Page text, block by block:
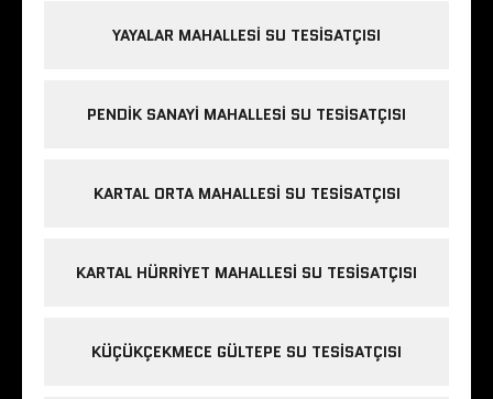
YAYALAR MAHALLESI SU TESISATÇISI
PENDIK SANAYI MAHALLESI SU TESISATÇISI
KARTAL ORTA MAHALLESI SU TESISATÇISI
KARTAL HÜRRIYET MAHALLESI SU TESISATÇISI
KÜÇÜKÇEKMECE GÜLTEPE SU TESISATÇISI